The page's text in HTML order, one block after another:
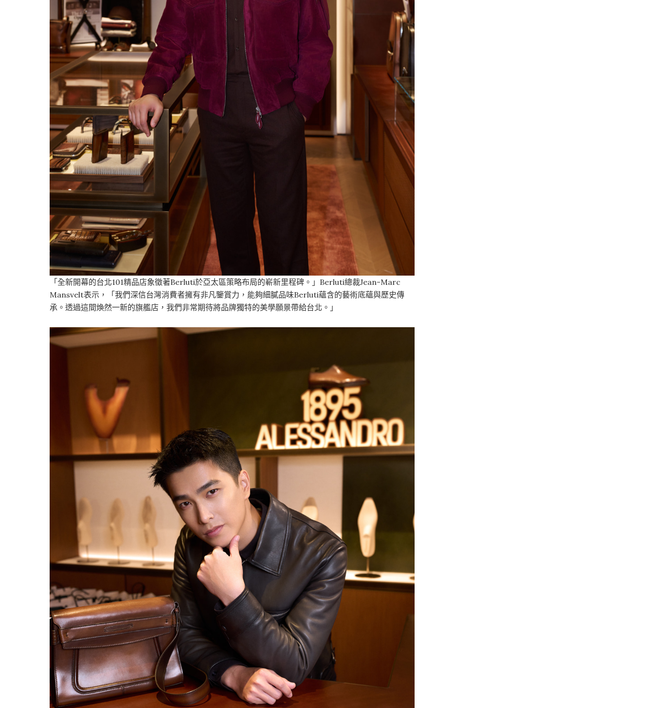
「全新開幕的台北101精品店象徵著Berluti於亞太區策略布局的嶄新里程碑。」Berluti總裁Jean-Marc
Mansvelt表示，「我們深信台灣消費者擁有非凡鑒賞力，能夠細膩品味Berluti蘊含的藝術底蘊與歷史傳
承。透過這間煥然一新的旗艦店，我們非常期待將品牌獨特的美學願景帶給台北。」